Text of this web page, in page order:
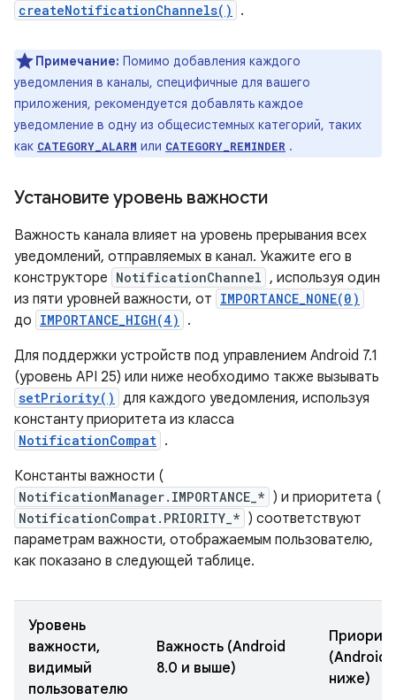
createNotificationChannels() .
Примечание: Помимо добавления каждого
уведомления в каналы, специфичные для вашего
приложения, рекомендуется добавлять каждое
уведомление в одну из общесистемных категорий, таких
как CATEGORY_ALARM или CATEGORY_REMINDER .
Установите уровень важности
Важность канала влияет на уровень прерывания всех
уведомлений, отправляемых в канал. Укажите его в
конструкторе NotificationChannel , используя один
из пяти уровней важности, от IMPORTANCE_NONE(0)
до IMPORTANCE_HIGH(4)
.
Для поддержки устройств под управлением Android 7.1
(уровень API 25) или ниже необходимо также вызывать
setPriority() для каждого уведомления, используя
константу приоритета из класса
NotificationCompat .
Константы важности (
NotificationManager.IMPORTANCE_* ) и приоритета (
NotificationCompat.PRIORITY_* ) соответствуют
параметрам важности, отображаемым пользователю,
как показано в следующей таблице.
Уровень
важности,
видимый
пользователю
Важность (Android
8.0 и выше)
(Android
ниже)